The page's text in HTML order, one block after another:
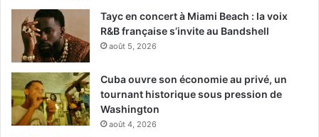
[ot-video type= »youtube »
url= »https://youtu.be/7NiYVoqBt-8″]
Le 29 mars :
The Beach Bum
Tayc en concert à Miami Beach : la voix
R&B française s’invite au Bandshell
août 5, 2026
Cuba ouvre son économie au privé, un
tournant historique sous pression de
Washington
août 4, 2026